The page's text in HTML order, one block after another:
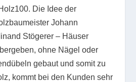
Die Idee der
Johann
Stögerer – Häuser
ohne Nägel oder
gebaut und somit zu
kommt bei den Kunden sehr